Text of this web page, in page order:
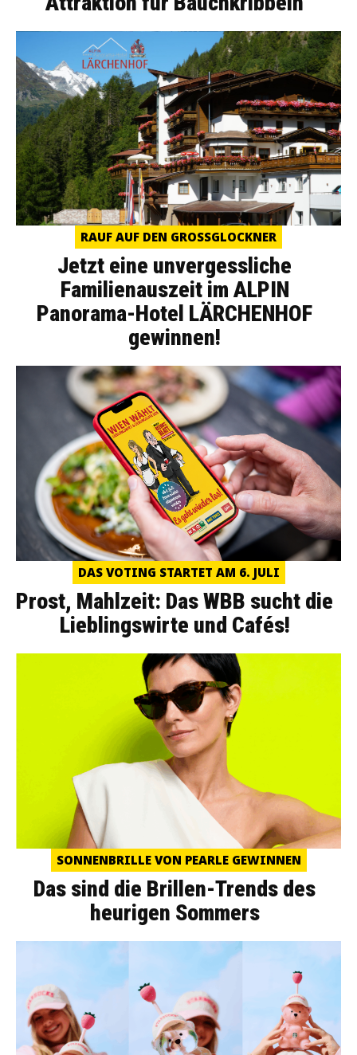
RAUF AUF DEN GROSSGLOCKNER
Jetzt eine unvergessliche
Familienauszeit im ALPIN
Panorama-Hotel LÄRCHENHOF
gewinnen!
DAS VOTING STARTET AM 6. JULI
Prost, Mahlzeit: Das WBB sucht die
Lieblingswirte und Cafés!
SONNENBRILLE VON PEARLE GEWINNEN
Das sind die Brillen-Trends des
heurigen Sommers